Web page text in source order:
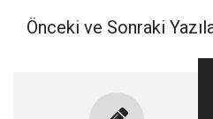
Önceki ve Sonraki